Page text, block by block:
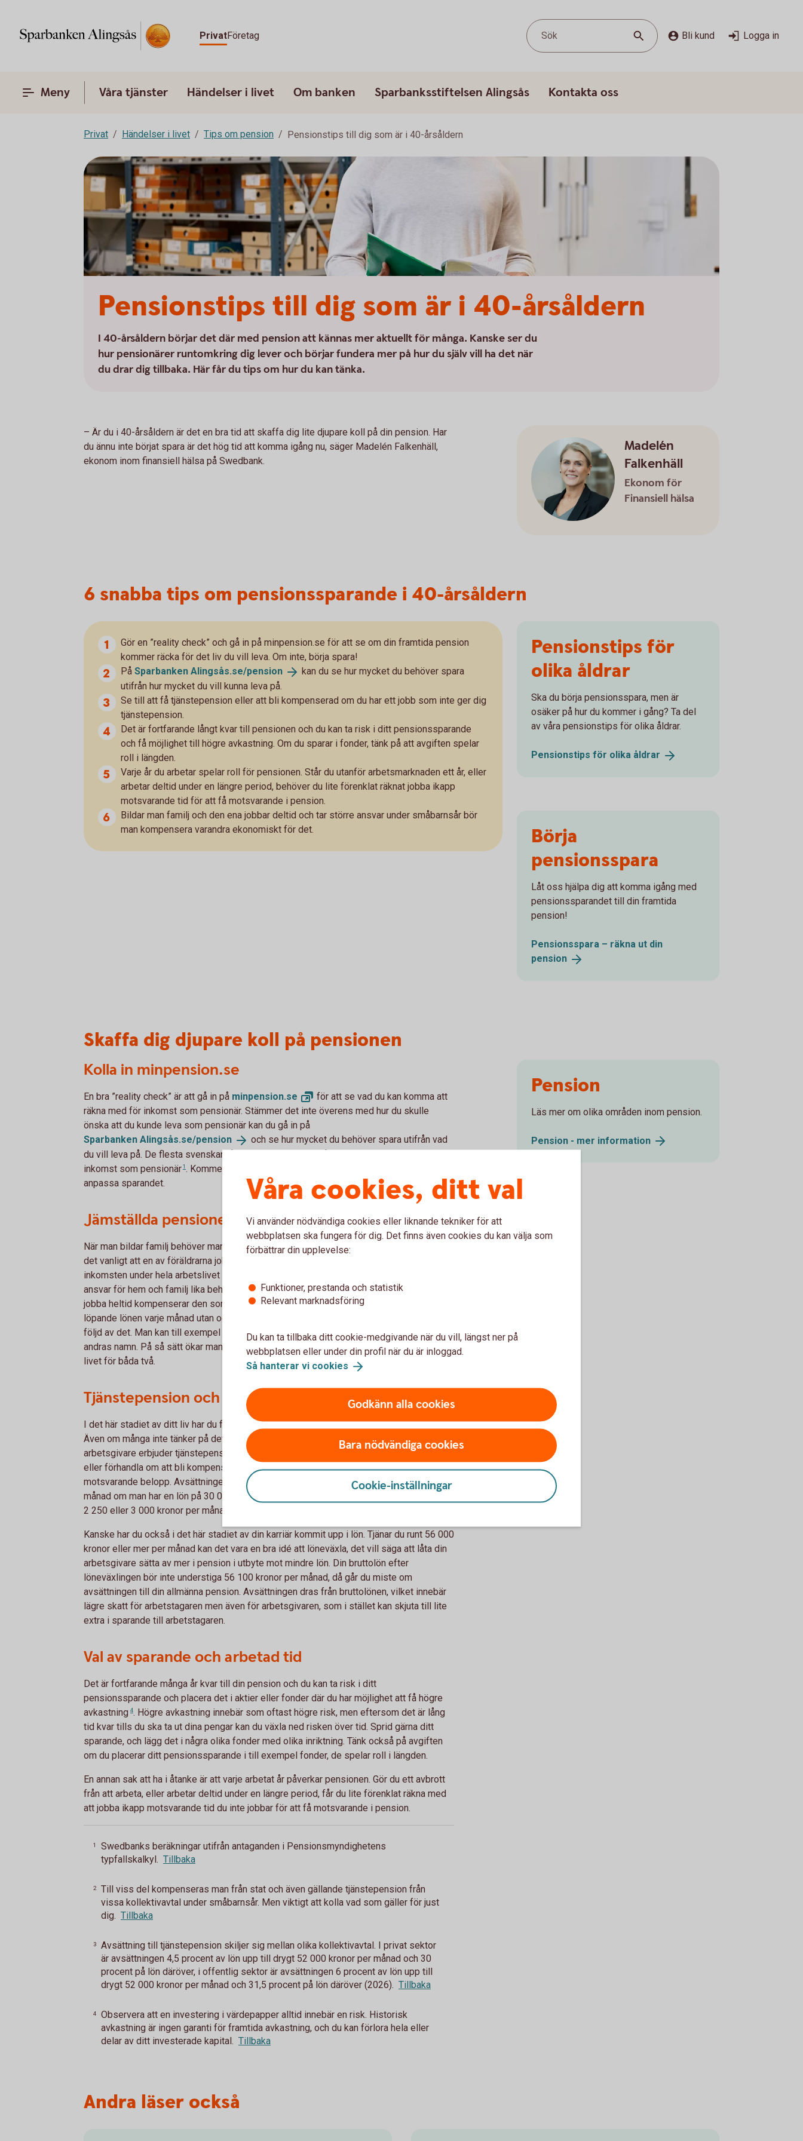
PrivatFöretag Sök Bli kund Logga in
Meny Våra tjänster Händelser i livet Om banken Sparbanksstiftelsen Alingsås Kontakta oss
Privat Händelser i livet Tips om pension Pensionstips till dig som är i 40-årsåldern
Pensionstips till dig som är i 40-årsåldern
I 40-årsåldern börjar det där med pension att kännas mer aktuellt för många. Kanske ser du
hur pensionärer runtomkring dig lever och börjar fundera mer på hur du själv vill ha det när
du drar dig tillbaka. Här får du tips om hur du kan tänka.
– Är du i 40-årsåldern är det en bra tid att skaffa dig lite djupare koll på din pension. Har
du ännu inte börjat spara är det hög tid att komma igång nu, säger Madelén Falkenhäll,
ekonom inom finansiell hälsa på Swedbank.
Madelén
Falkenhäll
Ekonom för
Finansiell hälsa
6 snabba tips om pensionssparande i 40-årsåldern
Gör en ”reality check” och gå in på minpension.se för att se om din framtida pension
kommer räcka för det liv du vill leva. Om inte, börja spara!
På Sparbanken Alingsås.se/pension
kan du se hur mycket du behöver spara
utifrån hur mycket du vill kunna leva på.
Se till att få tjänstepension eller att bli kompenserad om du har ett jobb som inte ger dig
tjänstepension.
Det är fortfarande långt kvar till pensionen och du kan ta risk i ditt pensionssparande
och få möjlighet till högre avkastning. Om du sparar i fonder, tänk på att avgiften spelar
roll i längden.
Varje år du arbetar spelar roll för pensionen. Står du utanför arbetsmarknaden ett år, eller
arbetar deltid under en längre period, behöver du lite förenklat räknat jobba ikapp
motsvarande tid för att få motsvarande i pension.
Bildar man familj och den ena jobbar deltid och tar större ansvar under småbarnsår bör
man kompensera varandra ekonomiskt för det.
Pensionstips för
olika åldrar
Ska du börja pensionsspara, men är
osäker på hur du kommer i gång? Ta del
av våra pensionstips för olika åldrar.
Pensionstips för olika åldrar
Börja
pensionsspara
Låt oss hjälpa dig att komma igång med
pensionssparandet till din framtida
pension!
Pensionsspara – räkna ut din
pension
Skaffa dig djupare koll på pensionen
Kolla in minpension.se
En bra ”reality check” är att gå in på minpension.se
för att se vad du kan komma att
räkna med för inkomst som pensionär. Stämmer det inte överens med hur du skulle
önska att du kunde leva som pensionär kan du gå in på
Sparbanken Alingsås.se/pension
och se hur mycket du behöver spara utifrån vad
du vill leva på. De flesta svenskar får räkna med att leva på runt 70 procent av sin
inkomst som pensionär 1. Kommer det att funka för dig? Bra! Om inte, är det läge att börja
anpassa sparandet.
Jämställda pensioner
När man bildar familj behöver man också tänka till kring pensionen. Under småbarnsår är
det vanligt att en av föräldrarna jobbar deltid och eftersom pensionen grundas på
inkomsten under hela arbetslivet kommer det att påverka
ansvar för hem och familj lika behöver man se till så att den som till exempel fortsätter
jobba heltid kompenserar den som eventuellt jobbar deltid ekonomiskt. Inte bara för den
löpande lönen varje månad utan också för den lägre avsättning till pension som sker till
följd av det. Man kan till exempel föra över pensionsrätter eller spara till pension i den
andras namn. På så sätt ökar man förutsättningarna för en hållbar ekonomi genom hela
livet för båda två.
Tjänstepension och löneväxling
I det här stadiet av ditt liv har du förhoppningsvis koll på det där med tjänstepension.
Även om många inte tänker på det, är det den viktigaste löneförmånen. Så se till att din
arbetsgivare erbjuder tjänstepension. Om inte, försök få din arbetsgivare att göra det,
eller förhandla om att bli kompenserad på annat sätt och sätt upp ett eget sparande på
motsvarande belopp. Avsättningen till tjänstepension är 1 350 eller 1 800 kronor per
månad om man har en lön på 30 000 kronor. Med en lön på 50 000 kronor är avsättningen
2 250 eller 3 000 kronor per månad
Kanske har du också i det här stadiet av din karriär kommit upp i lön. Tjänar du runt 56 000
kronor eller mer per månad kan det vara en bra idé att löneväxla, det vill säga att låta din
arbetsgivare sätta av mer i pension i utbyte mot mindre lön. Din bruttolön efter
löneväxlingen bör inte understiga 56 100 kronor per månad, då går du miste om
avsättningen till din allmänna pension. Avsättningen dras från bruttolönen, vilket innebär
lägre skatt för arbetstagaren men även för arbetsgivaren, som i stället kan skjuta till lite
extra i sparande till arbetstagaren.
Val av sparande och arbetad tid
Det är fortfarande många år kvar till din pension och du kan ta risk i ditt
pensionssparande och placera det i aktier eller fonder där du har möjlighet att få högre
avkastning 4. Högre avkastning innebär som oftast högre risk, men eftersom det är lång
tid kvar tills du ska ta ut dina pengar kan du växla ned risken över tid. Sprid gärna ditt
sparande, och lägg det i några olika fonder med olika inriktning. Tänk också på avgiften
om du placerar ditt pensionssparande i till exempel fonder, de spelar roll i längden.
En annan sak att ha i åtanke är att varje arbetat år påverkar pensionen. Gör du ett avbrott
från att arbeta, eller arbetar deltid under en längre period, får du lite förenklat räkna med
att jobba ikapp motsvarande tid du inte jobbar för att få motsvarande i pension.
1
Swedbanks beräkningar utifrån antaganden i Pensionsmyndighetens
typfallskalkyl. Tillbaka
2
Till viss del kompenseras man från stat och även gällande tjänstepension från
vissa kollektivavtal under småbarnsår. Men viktigt att kolla vad som gäller för just
dig. Tillbaka
3
Avsättning till tjänstepension skiljer sig mellan olika kollektivavtal. I privat sektor
är avsättningen 4,5 procent av lön upp till drygt 52 000 kronor per månad och 30
procent på lön däröver, i offentlig sektor är avsättningen 6 procent av lön upp till
drygt 52 000 kronor per månad och 31,5 procent på lön däröver (2026). Tillbaka
4
Observera att en investering i värdepapper alltid innebär en risk. Historisk
avkastning är ingen garanti för framtida avkastning, och du kan förlora hela eller
delar av ditt investerade kapital. Tillbaka
Pension
Läs mer om olika områden inom pension.
Pension - mer information
Andra läser också
Våra cookies, ditt val
Vi använder nödvändiga cookies eller liknande tekniker för att
webbplatsen ska fungera för dig. Det finns även cookies du kan välja som
förbättrar din upplevelse:
Funktioner, prestanda och statistik
Relevant marknadsföring
Du kan ta tillbaka ditt cookie-medgivande när du vill, längst ner på
webbplatsen eller under din profil när du är inloggad.
Så hanterar vi cookies
Godkänn alla cookies
Bara nödvändiga cookies
Cookie-inställningar